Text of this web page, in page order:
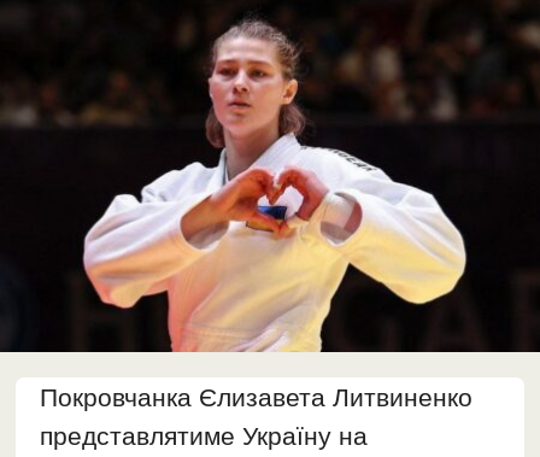
Покровчанка Єлизавета Литвиненко
представлятиме Україну на